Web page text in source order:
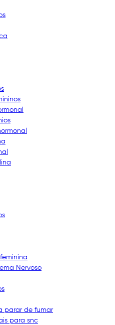
Nervoso
parar de fumar
para snc